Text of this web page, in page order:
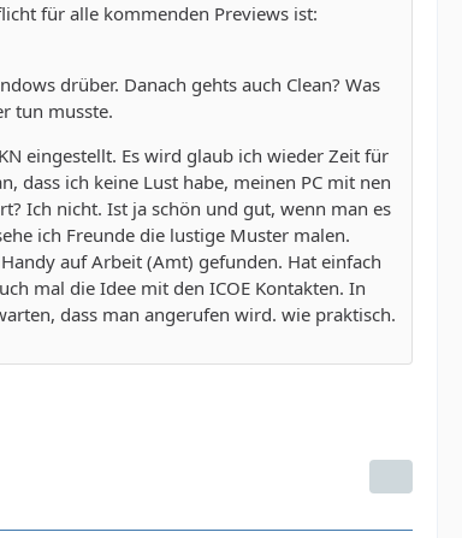
für alle kommenden Previews ist:
drüber. Danach gehts auch Clean? Was
tun musste.
eingestellt. Es wird glaub ich wieder Zeit für
dass ich keine Lust habe, meinen PC mit nen
Ich nicht. Ist ja schön und gut, wenn man es
ich Freunde die lustige Muster malen.
auf Arbeit (Amt) gefunden. Hat einfach
mal die Idee mit den ICOE Kontakten. In
dass man angerufen wird. wie praktisch.